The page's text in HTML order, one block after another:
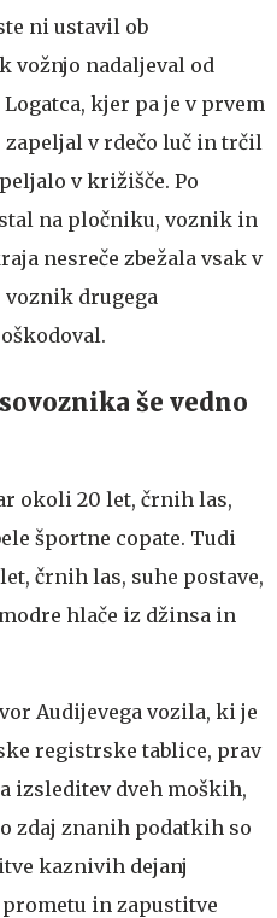
ni ustavil ob
vožnjo nadaljeval od
kjer pa je v prvem
v rdečo luč in trčil
v križišče. Po
na pločniku, voznik in
nesreče zbežala vsak v
voznik drugega
še vedno
okoli 20 let, črnih las,
športne copate. Tudi
črnih las, suhe postave,
hlače iz džinsa in
Audijevega vozila, ki je
registrske tablice, prav
izsleditev dveh moških,
zdaj znanih podatkih so
kaznivih dejanj
in zapustitve